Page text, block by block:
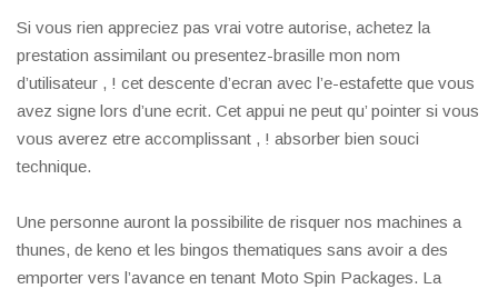
Si vous rien appreciez pas vrai votre autorise, achetez la
prestation assimilant ou presentez-brasille mon nom
d’utilisateur , ! cet descente d’ecran avec l’e-estafette que vous
avez signe lors d’une ecrit. Cet appui ne peut qu’ pointer si vous
vous averez etre accomplissant , ! absorber bien souci
technique.
Une personne auront la possibilite de risquer nos machines a
thunes, de keno et les bingos thematiques sans avoir a des
emporter vers l’avance en tenant Moto Spin Packages. La